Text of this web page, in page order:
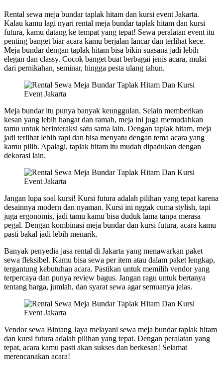
Rental sewa meja bundar taplak hitam dan kursi event Jakarta.
Kalau kamu lagi nyari rental meja bundar taplak hitam dan kursi
futura, kamu datang ke tempat yang tepat! Sewa peralatan event itu
penting banget biar acara kamu berjalan lancar dan terlihat kece.
Meja bundar dengan taplak hitam bisa bikin suasana jadi lebih
elegan dan classy. Cocok banget buat berbagai jenis acara, mulai
dari pernikahan, seminar, hingga pesta ulang tahun.
Meja bundar itu punya banyak keunggulan. Selain memberikan
kesan yang lebih hangat dan ramah, meja ini juga memudahkan
tamu untuk berinteraksi satu sama lain. Dengan taplak hitam, meja
jadi terlihat lebih rapi dan bisa menyatu dengan tema acara yang
kamu pilih. Apalagi, taplak hitam itu mudah dipadukan dengan
dekorasi lain.
Jangan lupa soal kursi! Kursi futura adalah pilihan yang tepat karena
desainnya modern dan nyaman. Kursi ini nggak cuma stylish, tapi
juga ergonomis, jadi tamu kamu bisa duduk lama tanpa merasa
pegal. Dengan kombinasi meja bundar dan kursi futura, acara kamu
pasti bakal jadi lebih menarik.
Banyak penyedia jasa rental di Jakarta yang menawarkan paket
sewa fleksibel. Kamu bisa sewa per item atau dalam paket lengkap,
tergantung kebutuhan acara. Pastikan untuk memilih vendor yang
terpercaya dan punya review bagus. Jangan ragu untuk bertanya
tentang harga, jumlah, dan syarat sewa agar semuanya jelas.
Vendor sewa Bintang Jaya melayani sewa meja bundar taplak hitam
dan kursi futura adalah pilihan yang tepat. Dengan peralatan yang
tepat, acara kamu pasti akan sukses dan berkesan! Selamat
merencanakan acara!